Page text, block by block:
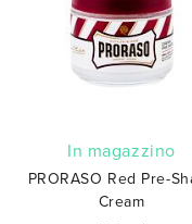
In magazzino
PRORASO Red Pre-
Cream